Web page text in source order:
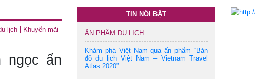
lịch
Khuyến mãi
ngọc ẩn
TIN NỔI BẬT
ẤN PHẨM DU LỊCH
Khám phá Việt Nam qua ấn phẩm “Bản
đồ du lịch Việt Nam – Vietnam Travel
Atlas 2020”